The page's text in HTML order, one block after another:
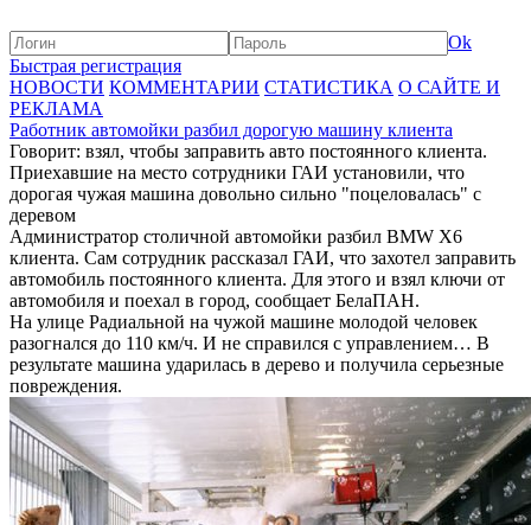
Ok
Быстрая регистрация
НОВОСТИ КОММЕНТАРИИ СТАТИСТИКА О САЙТЕ И
РЕКЛАМА
Работник автомойки разбил дорогую машину клиента
Говорит: взял, чтобы заправить авто постоянного клиента.
Приехавшие на место сотрудники ГАИ установили, что
дорогая чужая машина довольно сильно "поцеловалась" с
деревом
Администратор столичной автомойки разбил BMW X6
клиента. Сам сотрудник рассказал ГАИ, что захотел заправить
автомобиль постоянного клиента. Для этого и взял ключи от
автомобиля и поехал в город, сообщает БелаПАН.
На улице Радиальной на чужой машине молодой человек
разогнался до 110 км/ч. И не справился с управлением… В
результате машина ударилась в дерево и получила серьезные
повреждения.